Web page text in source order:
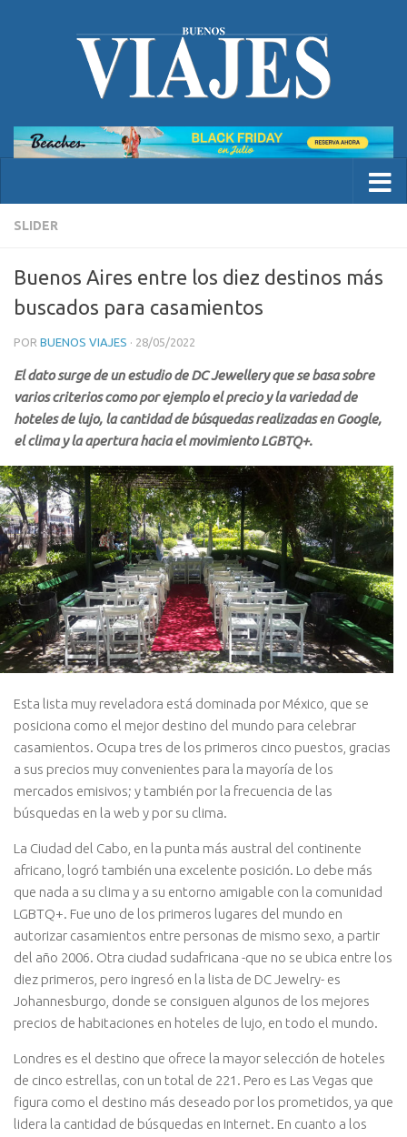
SLIDER
Buenos Aires entre los diez destinos más
buscados para casamientos
POR BUENOS VIAJES · 28/05/2022
El dato surge de un estudio de DC Jewellery que se basa sobre
varios criterios como por ejemplo el precio y la variedad de
hoteles de lujo, la cantidad de búsquedas realizadas en Google,
el clima y la apertura hacia el movimiento LGBTQ+.
Esta lista muy reveladora está dominada por México, que se
posiciona como el mejor destino del mundo para celebrar
casamientos. Ocupa tres de los primeros cinco puestos, gracias
a sus precios muy convenientes para la mayoría de los
mercados emisivos; y también por la frecuencia de las
búsquedas en la web y por su clima.
La Ciudad del Cabo, en la punta más austral del continente
africano, logró también una excelente posición. Lo debe más
que nada a su clima y a su entorno amigable con la comunidad
LGBTQ+. Fue uno de los primeros lugares del mundo en
autorizar casamientos entre personas de mismo sexo, a partir
del año 2006. Otra ciudad sudafricana -que no se ubica entre los
diez primeros, pero ingresó en la lista de DC Jewelry- es
Johannesburgo, donde se consiguen algunos de los mejores
precios de habitaciones en hoteles de lujo, en todo el mundo.
Londres es el destino que ofrece la mayor selección de hoteles
de cinco estrellas, con un total de 221. Pero es Las Vegas que
figura como el destino más deseado por los prometidos, ya que
lidera la cantidad de búsquedas en Internet. En cuanto a los